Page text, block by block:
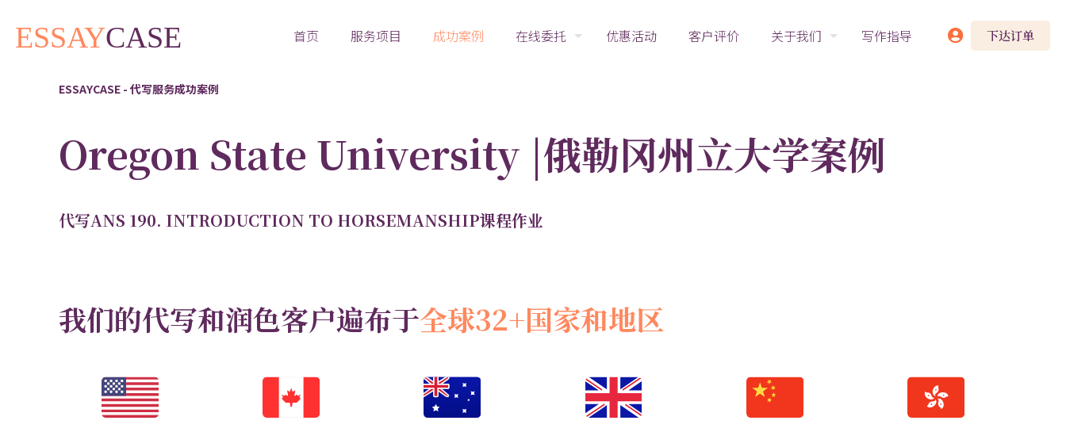
首页 服务项目 成功案例 在线委托 优惠活动 客户评价 关于我们 写作指导 下达订单
ESSAYCASE - 代写服务成功案例
Oregon State University |俄勒冈州立大学案例
代写ANS 190. INTRODUCTION TO HORSEMANSHIP课程作业
我们的代写和润色客户遍布于全球32+国家和地区